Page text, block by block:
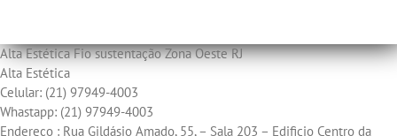
Alta Estética Fio sustentação Zona Oeste RJ
Alta Estética
Celular: (21) 97949-4003
Whastapp: (21) 97949-4003
Endereço : Rua Gildásio Amado, 55, – Sala 203 – Edificio Centro da